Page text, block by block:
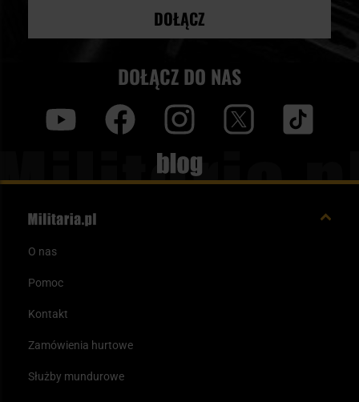
DOŁĄCZ
DOŁĄCZ DO NAS
Blog
O nas
Pomoc
Kontakt
Zamówienia hurtowe
Służby mundurowe